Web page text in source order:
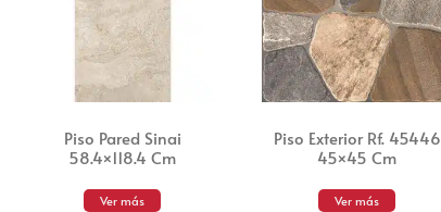
Piso Pared Sinai
58.4×118.4 Cm
Ver más
Piso Exterior Rf. 45446
45×45 Cm
Ver más